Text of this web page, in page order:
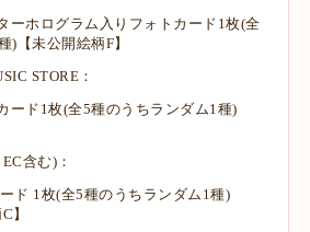
ーホログラム入りフォトカード1枚(全
)【未公開絵柄F】
STORE：
ード1枚(全5種のうちランダム1種)
含む)：
ド 1枚(全5種のうちランダム1種)
】